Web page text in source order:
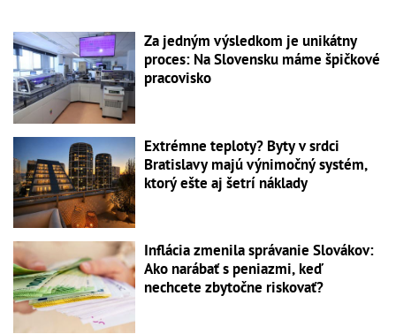
Za jedným výsledkom je unikátny
proces: Na Slovensku máme špičkové
pracovisko
Extrémne teploty? Byty v srdci
Bratislavy majú výnimočný systém,
ktorý ešte aj šetrí náklady
Inflácia zmenila správanie Slovákov:
Ako narábať s peniazmi, keď
nechcete zbytočne riskovať?